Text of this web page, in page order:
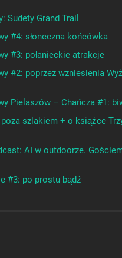
Sudety Grand Trail
#4: słoneczna końcówka
#3: połanieckie atrakcje
#2: poprzez wzniesienia
Pielaszów – Chańcza #1:
szlakiem + o książce
AI w outdoorze.
#3: po prostu bądź